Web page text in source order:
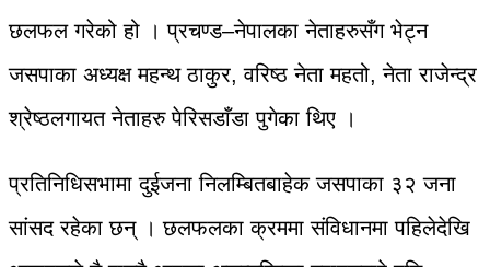
छलफल गरेको हो । प्रचण्ड–नेपालका नेताहरुसँग भेट्न
जसपाका अध्यक्ष महन्थ ठाकुर, वरिष्ठ नेता महतो, नेता राजेन्द्र
श्रेष्ठलगायत नेताहरु पेरिसडाँडा पुगेका थिए ।
प्रतिनिधिसभामा दुईजना निलम्बितबाहेक जसपाका ३२ जना
सांसद रहेका छन् । छलफलका क्रममा संविधानमा पहिलेदेखि